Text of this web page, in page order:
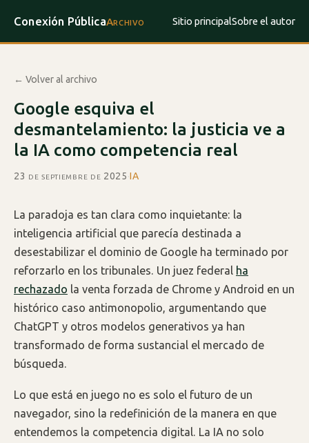
Conexión PúblicaArchivo Sitio principalSobre el autor
← Volver al archivo
Google esquiva el
desmantelamiento: la justicia ve a
la IA como competencia real
23 de septiembre de 2025·IA
La paradoja es tan clara como inquietante: la
inteligencia artificial que parecía destinada a
desestabilizar el dominio de Google ha terminado por
reforzarlo en los tribunales. Un juez federal ha
rechazado la venta forzada de Chrome y Android en un
histórico caso antimonopolio, argumentando que
ChatGPT y otros modelos generativos ya han
transformado de forma sustancial el mercado de
búsqueda.
Lo que está en juego no es solo el futuro de un
navegador, sino la redefinición de la manera en que
entendemos la competencia digital. La IA no solo